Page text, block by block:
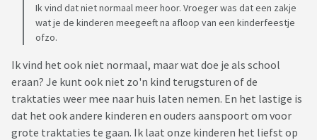
Ik vind dat niet normaal meer hoor. Vroeger was dat een zakje
wat je de kinderen meegeeft na afloop van een kinderfeestje
ofzo.
Ik vind het ook niet normaal, maar wat doe je als school
eraan? Je kunt ook niet zo'n kind terugsturen of de
traktaties weer mee naar huis laten nemen. En het lastige is
dat het ook andere kinderen en ouders aanspoort om voor
grote traktaties te gaan. Ik laat onze kinderen het liefst op